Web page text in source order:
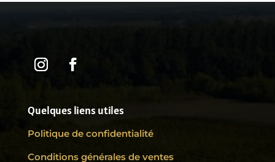
Quelques liens utiles
Politique de confidentialité
Conditions générales de ventes